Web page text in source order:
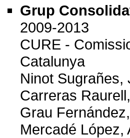
Grup
2009-2013
CURE -
Catalunya
Ninot Sugrañes,
Carreras
Grau
Mercadé López,